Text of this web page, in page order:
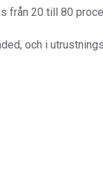
från 20 till 80
och i